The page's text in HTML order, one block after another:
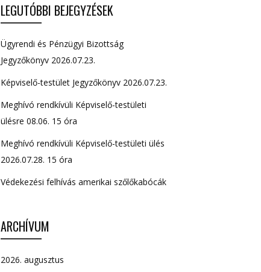
LEGUTÓBBI BEJEGYZÉSEK
Ügyrendi és Pénzügyi Bizottság
Jegyzőkönyv 2026.07.23.
Képviselő-testület Jegyzőkönyv 2026.07.23.
Meghívó rendkívüli Képviselő-testületi
ülésre 08.06. 15 óra
Meghívó rendkívüli Képviselő-testületi ülés
2026.07.28. 15 óra
Védekezési felhívás amerikai szőlőkabócák
ARCHÍVUM
2026. augusztus